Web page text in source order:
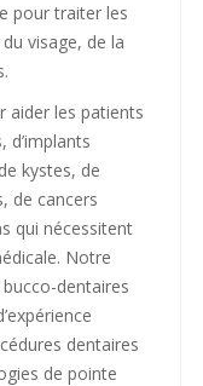
pour traiter les
visage, de la
aider les patients
d’implants
kystes, de
de cancers
qui nécessitent
Notre
dentaires
dentaires
de pointe